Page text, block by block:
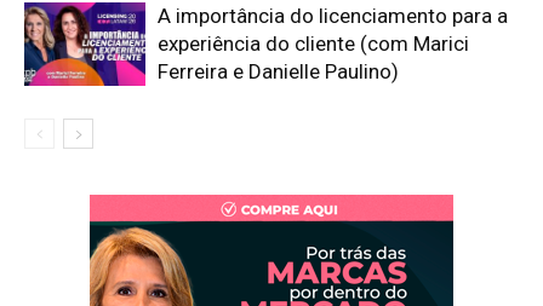
A importância do licenciamento para a
experiência do cliente (com Marici
Ferreira e Danielle Paulino)